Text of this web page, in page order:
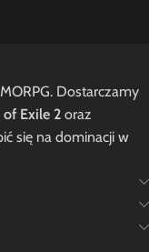
Dostarczamy
of Exile 2 oraz
się na dominacji w